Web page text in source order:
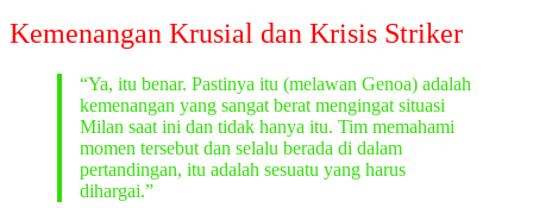
Kemenangan Krusial dan Krisis Striker
“Ya, itu benar. Pastinya itu (melawan Genoa) adalah
kemenangan yang sangat berat mengingat situasi
Milan saat ini dan tidak hanya itu. Tim memahami
momen tersebut dan selalu berada di dalam
pertandingan, itu adalah sesuatu yang harus
dihargai.”